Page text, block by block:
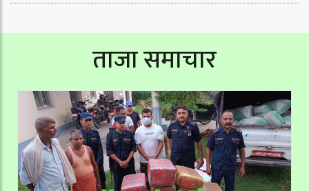
ताजा समाचार